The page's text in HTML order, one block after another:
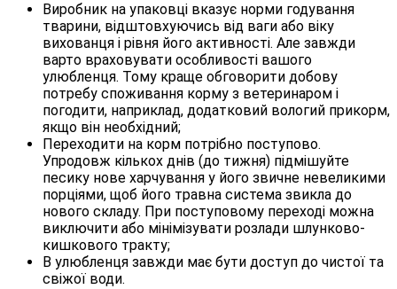
Виробник на упаковці вказує норми годування
тварини, відштовхуючись від ваги або віку
вихованця і рівня його активності. Але завжди
варто враховувати особливості вашого
улюбленця. Тому краще обговорити добову
потребу споживання корму з ветеринаром і
погодити, наприклад, додатковий вологий прикорм,
якщо він необхідний;
Переходити на корм потрібно поступово.
Упродовж кількох днів (до тижня) підмішуйте
песику нове харчування у його звичне невеликими
порціями, щоб його травна система звикла до
нового складу. При поступовому переході можна
виключити або мінімізувати розлади шлунково-
кишкового тракту;
В улюбленця завжди має бути доступ до чистої та
свіжої води.